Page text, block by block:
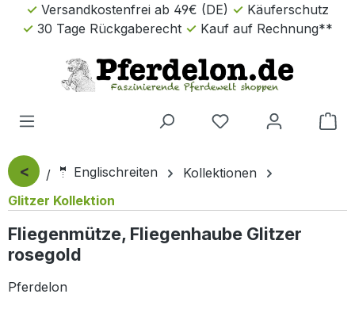
Zum Hauptinhalt springen
Versandkostenfrei ab 49€ (DE)
Käuferschutz
30 Tage Rückgaberecht
Kauf auf Rechnung**
< 🤵 Englischreiten
Kollektionen
Glitzer Kollektion
Fliegenmütze, Fliegenhaube Glitzer
rosegold
Pferdelon